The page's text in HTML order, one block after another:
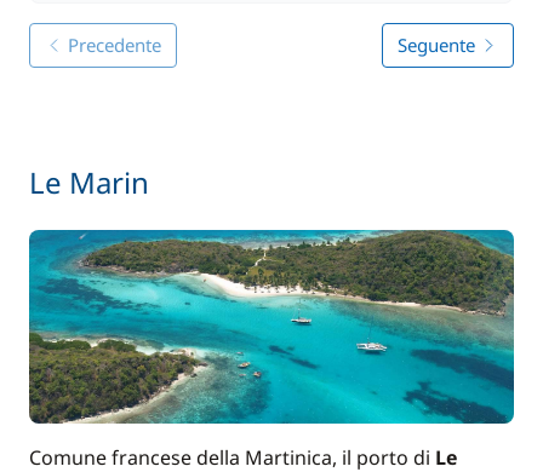
Precedente Seguente
Le Marin
Comune francese della Martinica, il porto di Le